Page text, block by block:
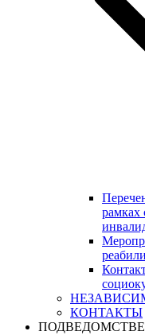
рамках
КОНТАКТЫ